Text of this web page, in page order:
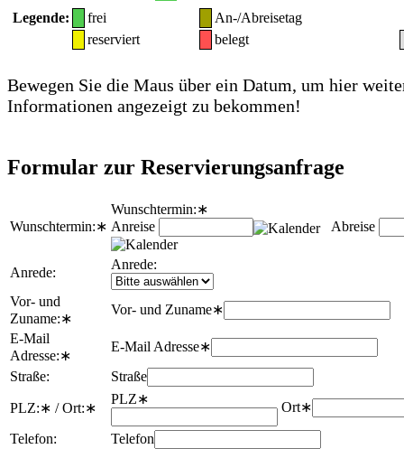
Legende: frei
An-/Abreisetag
reserviert
belegt
Bewegen Sie die Maus über ein Datum, um hier
Informationen angezeigt zu bekommen!
Formular zur Reservierungsanfrage
Wunschtermin:∗
Wunschtermin:∗
Anreise
Abreise
Anrede:
Anrede:
Vor- und
Zuname:∗
Vor- und Zuname∗
E-Mail
Adresse:∗
E-Mail Adresse∗
Straße:
Straße
PLZ:∗ / Ort:∗
PLZ∗
Ort∗
Telefon:
Telefon